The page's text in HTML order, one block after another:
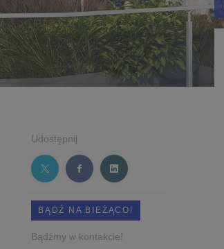
Udostępnij
BĄDŹ NA BIEŻĄCO!
Bądźmy w kontakcie!